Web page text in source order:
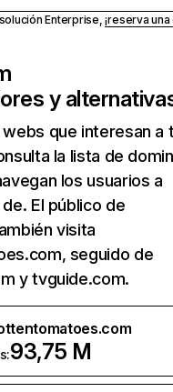
Enterprise,¡reserva
y
que interesan a
la lista de
los usuarios a
El público de
visita
seguido de
y tvguide.com.
93,75 M